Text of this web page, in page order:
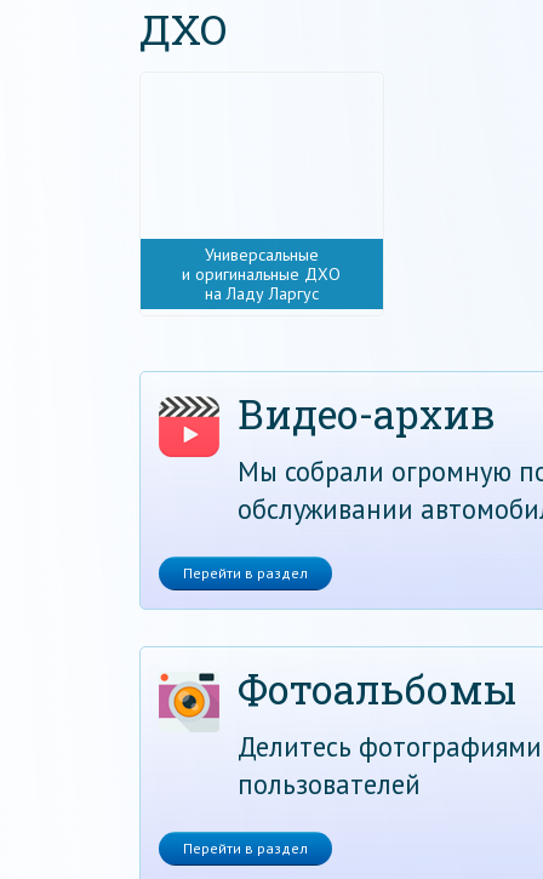
ДХО
Универсальные
и оригинальные ДХО
на Ладу Ларгус
Видео-архив
Мы собрали огромную
обслуживании
Перейти в раздел
Фотоальбомы
Делитесь
пользователей
Перейти в раздел